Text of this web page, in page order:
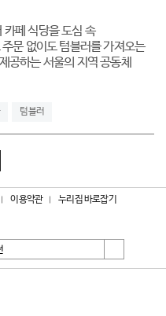
페 식당을 도심 속
문 없이도 텀블러를 가져오는
공하는 서울의 지역 공동체
텀블러
이용약관 누리집 바로잡기